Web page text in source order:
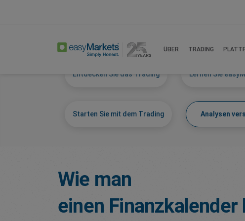
ÜBER TRADING
Entdecken Sie das Trading Lernen Sie
Starten Sie mit dem Trading Analysen
Wie man
einen